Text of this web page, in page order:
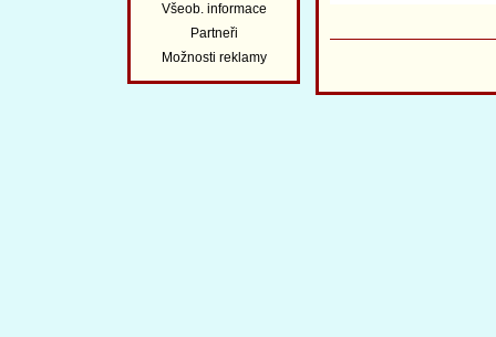
Všeob. informace
Partneři
Možnosti reklamy